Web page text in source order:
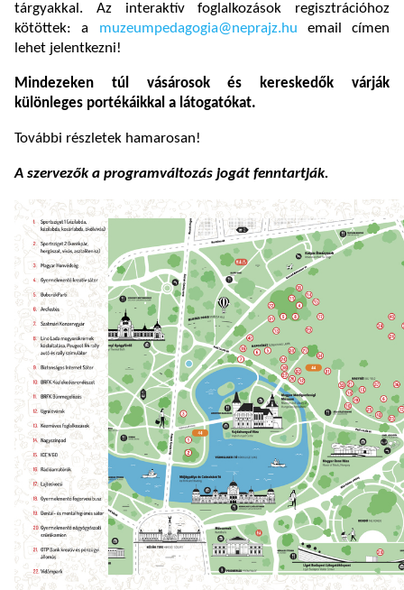
tárgyakkal. Az interaktív foglalkozások regisztrációhoz
kötöttek: a muzeumpedagogia@neprajz.hu email címen
lehet jelentkezni!
Mindezeken túl vásárosok és kereskedők várják
különleges portékáikkal a látogatókat.
További részletek hamarosan!
A szervezők a programváltozás jogát fenntartják.